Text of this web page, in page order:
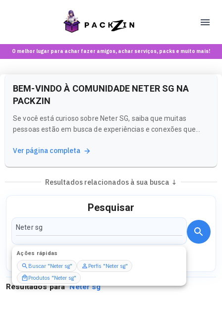
O melhor lugar para achar fazer amigos, achar serviços, packs e muito mais!
BEM-VINDO À COMUNIDADE NETER SG NA
PACKZIN
Se você está curioso sobre Neter SG, saiba que muitas
pessoas estão em busca de experiências e conexões que
onde você pode explorar e se conectar com comunidades
Ver página completa
Resultados relacionados à sua busca ↓
Pesquisar
Ações rápidas
Buscar "Neter sg"
Perfis "Neter sg"
Produtos "Neter sg"
Perfis
Resultados para"Neter sg"